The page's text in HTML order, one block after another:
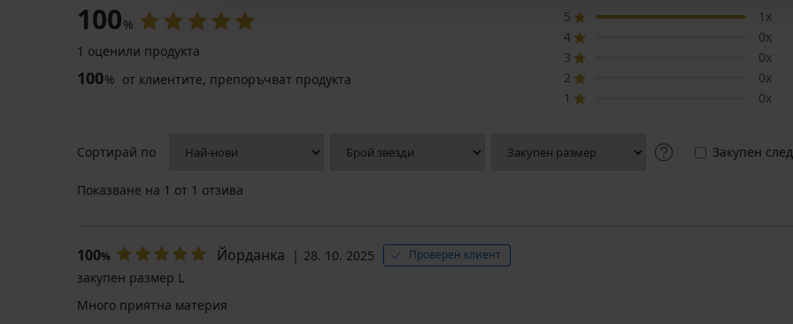
-50%
Топлещ
Elm
Намаление
45,99
€
(89,95
лв.)
Първоначална цена
халат
дълъг
(80,17
лв.)
100%
1 оценили продукта
100% от клиентите, препоръчват продукта
5
1x
4
0x
3
0x
2
0x
1
0x
Сортирай по Закупен
Показване на 1 от 1 отзива
100% Йорданка 28. 10. 2025 Проверен клиент
закупен размер L
Много приятна материя